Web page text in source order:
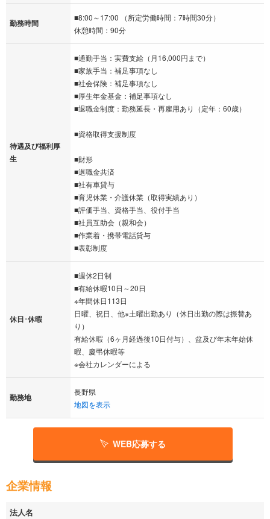
勤務時間
■8:00～17:00 （所定労働時間：7時間30分）
休憩時間：90分
待遇及び福利厚
生
■通勤手当：実費支給（月16,000円まで）
■家族手当：補足事項なし
■社会保険：補足事項なし
■厚生年金基金：補足事項なし
■退職金制度：勤務延長・再雇用あり（定年：60歳）
■資格取得支援制度
■財形
■退職金共済
■社有車貸与
■育児休業・介護休業（取得実績あり）
■評価手当、資格手当、役付手当
■社員互助会（親和会）
■作業着・携帯電話貸与
■表彰制度
休日･休暇
■週休2日制
■有給休暇10日～20日
※年間休日113日
日曜、祝日、他※土曜出勤あり（休日出勤の際は振替あ
り）
有給休暇（6ヶ月経過後10日付与）、盆及び年末年始休
暇、慶弔休暇等
※会社カレンダーによる
勤務地
長野県
地図を表示
WEB応募する
企業情報
法人名